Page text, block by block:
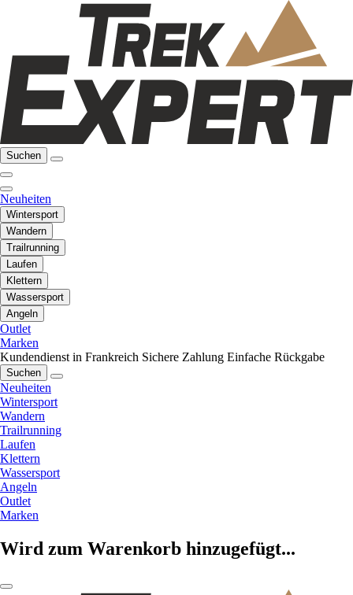
Suchen
Neuheiten
Wintersport
Wandern
Trailrunning
Laufen
Klettern
Wassersport
Angeln
Outlet
Marken
Kundendienst in Frankreich Sichere Zahlung Einfache Rückgabe
Suchen
Neuheiten
Wintersport
Wandern
Trailrunning
Laufen
Klettern
Wassersport
Angeln
Outlet
Marken
Wird zum Warenkorb hinzugefügt...